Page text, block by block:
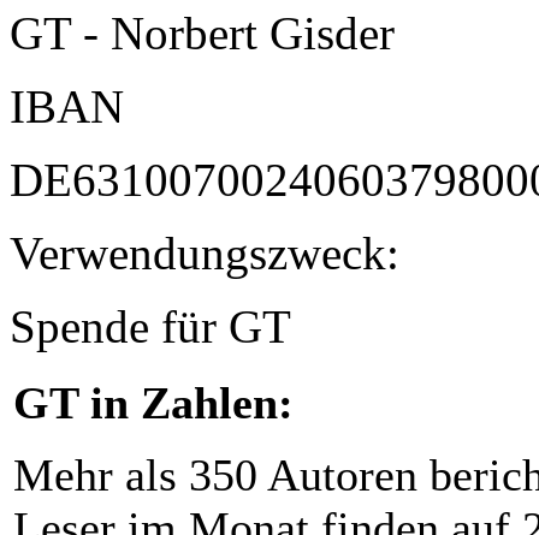
GT - Norbert Gisder
IBAN
Verwendungszweck:
Spende für GT
GT in Zahlen:
Mehr als 350 Autoren